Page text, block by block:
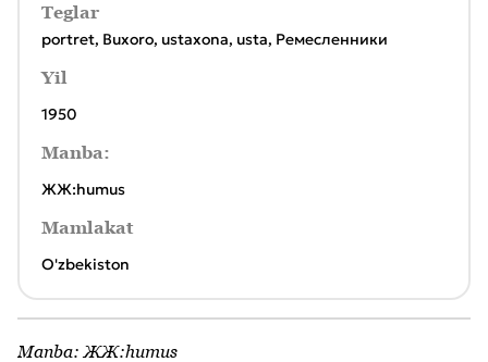
Teglar
portret, Buxorо, ustaxona, usta, Ремесленники
Yil
1950
Manba:
ЖЖ:humus
Mamlakat
O'zbekiston
Manba: ЖЖ:humus